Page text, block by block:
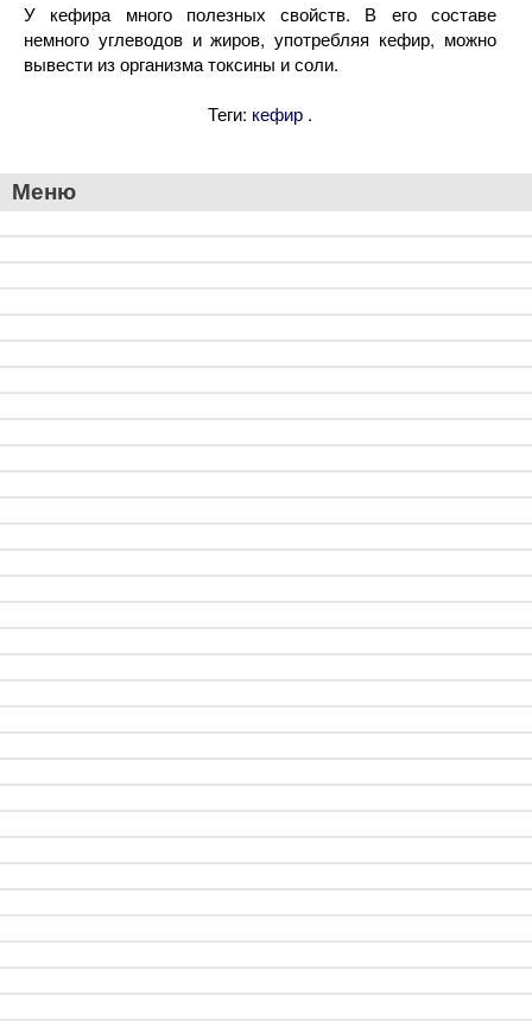
У кефира много полезных свойств. В его составе
немного углеводов и жиров, употребляя кефир, можно
вывести из организма токсины и соли.
Теги: кефир .
Меню